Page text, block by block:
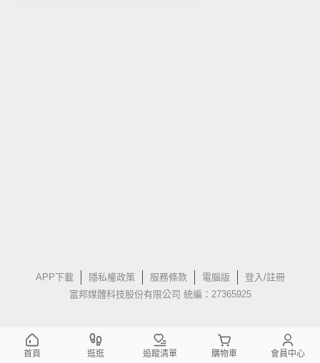
APP下載 隱私權政策 服務條款 電腦版
登入/註冊
富邦媒體科技股份有限公司 統編：27365925
首頁 逛逛 追蹤清單 購物車 會員中心